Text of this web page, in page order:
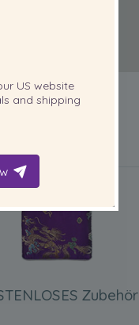
Zubehör
US website
and shipping